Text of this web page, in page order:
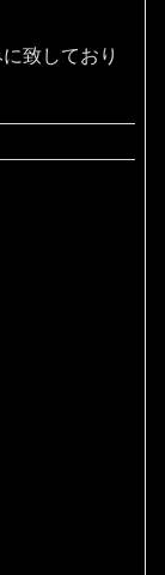
致しており